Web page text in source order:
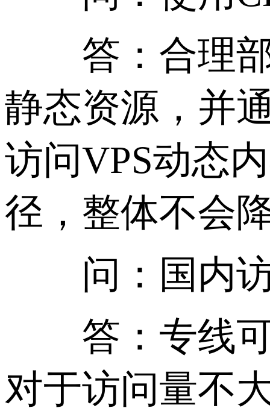
答：合理部
静态资源，并
访问VPS动态
径，整体不会
问：国内访
答：专线可
对于访问量不